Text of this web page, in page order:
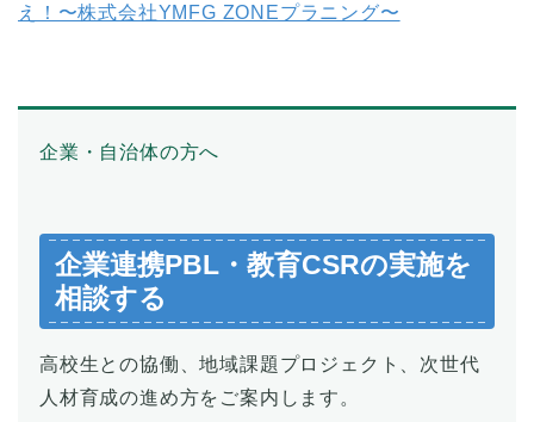
え！〜株式会社YMFG ZONEプラニング〜
企業・自治体の方へ
企業連携PBL・教育CSRの実施を
相談する
高校生との協働、地域課題プロジェクト、次世代
人材育成の進め方をご案内します。